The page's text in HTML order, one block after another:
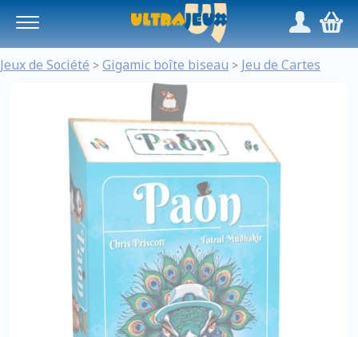
/,
Jeux de Société > Gigamic boîte biseau > Jeu de Cartes